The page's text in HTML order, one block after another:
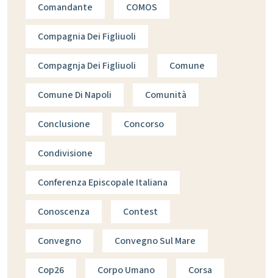
Comandante COMOS
Compagnia Dei Figliuoli
Compagnja Dei Figliuoli Comune
Comune Di Napoli Comunità
Conclusione Concorso
Condivisione
Conferenza Episcopale Italiana
Conoscenza Contest
Convegno Convegno Sul Mare
Cop26 Corpo Umano Corsa